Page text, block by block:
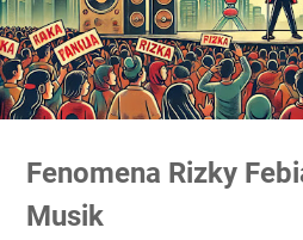
Fenomena Rizky
Musik